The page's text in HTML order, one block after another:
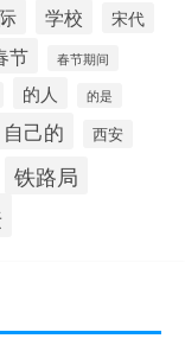
学校 宋代
节 春节期间
的人 的是
自己的 西安
铁路局